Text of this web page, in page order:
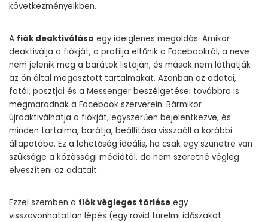
következményeikben.
A fiók deaktiválása egy ideiglenes megoldás. Amikor
deaktiválja a fiókját, a profilja eltűnik a Facebookról, a neve
nem jelenik meg a barátok listáján, és mások nem láthatják
az ön által megosztott tartalmakat. Azonban az adatai,
fotói, posztjai és a Messenger beszélgetései továbbra is
megmaradnak a Facebook szerverein. Bármikor
újraaktiválhatja a fiókját, egyszerűen bejelentkezve, és
minden tartalma, barátja, beállítása visszaáll a korábbi
állapotába. Ez a lehetőség ideális, ha csak egy szünetre van
szüksége a közösségi médiától, de nem szeretné végleg
elveszíteni az adatait.
Ezzel szemben a fiók végleges törlése egy
visszavonhatatlan lépés (egy rövid türelmi időszakot